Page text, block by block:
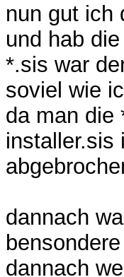
nun gut ich
und hab
*.sis war
soviel wie
da man die
installer.sis
dannach
dannach